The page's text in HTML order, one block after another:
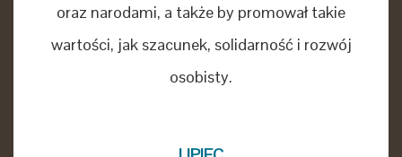
oraz narodami, a także by promował takie
wartości, jak szacunek, solidarność i rozwój
osobisty.